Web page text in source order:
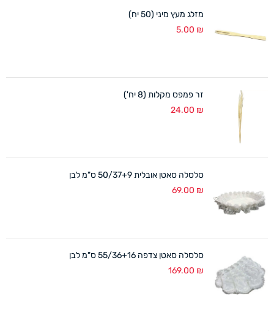
מזלג מעץ מיני (50 יח)
5.00 ₪
זר פמפס מקלות (8 יח')
24.00 ₪
סלסלה סאטן אובלית 50/37+9 ס"מ לבן
69.00 ₪
סלסלה סאטן צדפה 55/36+16 ס"מ לבן
169.00 ₪